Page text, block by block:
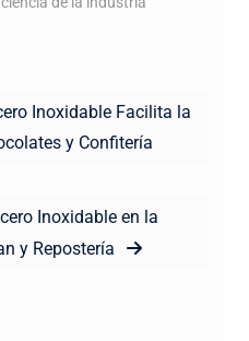
Inoxidable Facilita la
y Confitería
Inoxidable en la
y Repostería